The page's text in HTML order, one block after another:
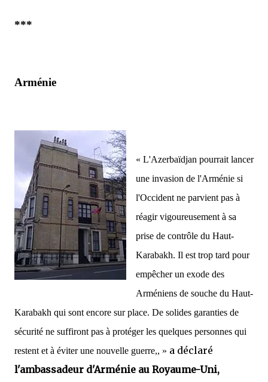
***
Arménie
« L'Azerbaïdjan pourrait lancer
une invasion de l'Arménie si
l'Occident ne parvient pas à
réagir vigoureusement à sa
prise de contrôle du Haut-
Karabakh. Il est trop tard pour
empêcher un exode des
Arméniens de souche du Haut-
Karabakh qui sont encore sur place. De solides garanties de
sécurité ne suffiront pas à protéger les quelques personnes qui
restent et à éviter une nouvelle guerre,, » a déclaré
l'ambassadeur d'Arménie au Royaume-Uni,